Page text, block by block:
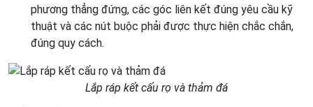
phương thẳng đứng, các góc liên kết đúng yêu cầu kỹ
thuật và các nút buộc phải được thực hiện chắc chắn,
đúng quy cách.
Lắp ráp kết cấu rọ và thảm đá